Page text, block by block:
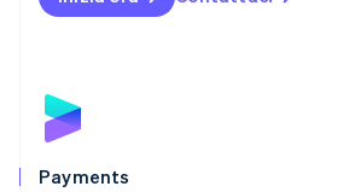
Payments
Polonia
English
Português